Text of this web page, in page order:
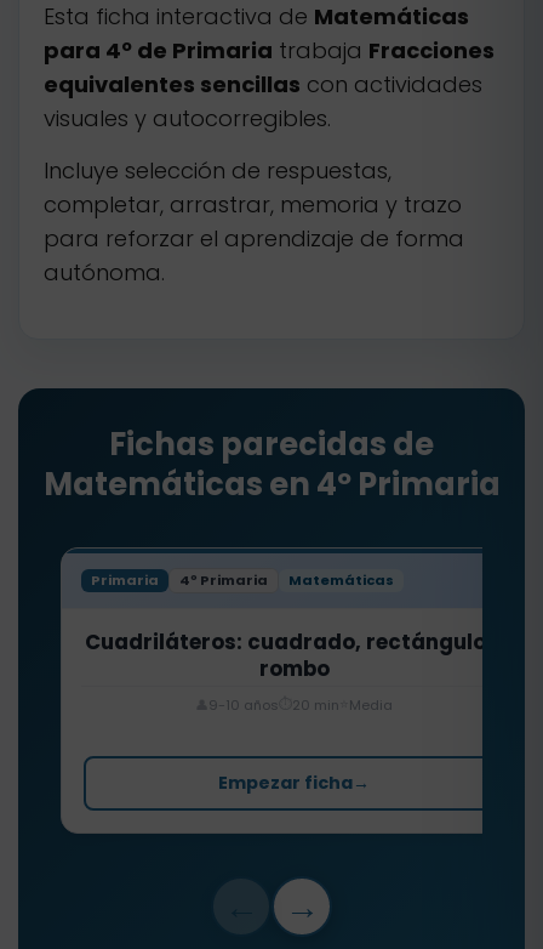
Esta ficha interactiva de Matemáticas
para 4º de Primaria trabaja Fracciones
equivalentes sencillas con actividades
visuales y autocorregibles.
Incluye selección de respuestas,
completar, arrastrar, memoria y trazo
para reforzar el aprendizaje de forma
autónoma.
Fichas parecidas de
Matemáticas en 4º Primaria
Primaria 4º Primaria Matemáticas
Cuadriláteros: cuadrado, rectángulo y
rombo
9-10 años 20 min Media
Empezar ficha→
→